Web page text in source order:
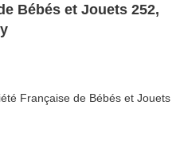
Bébés et Jouets 252,